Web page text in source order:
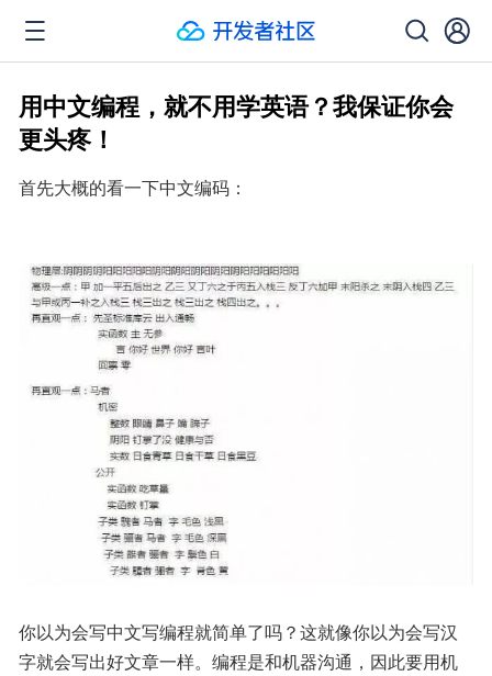
用中文编程，就不用学英语？我保证你会
更头疼！
首先大概的看一下中文编码：
你以为会写中文写编程就简单了吗？这就像你以为会写汉
字就会写出好文章一样。编程是和机器沟通，因此要用机